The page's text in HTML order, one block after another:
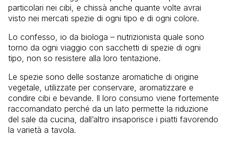
particolari nei cibi, e chissà anche quante volte avrai
visto nei mercati spezie di ogni tipo e di ogni colore.
Lo confesso, io da biologa – nutrizionista quale sono
torno da ogni viaggio con sacchetti di spezie di ogni
tipo, non so resistere alla loro tentazione.
Le spezie sono delle sostanze aromatiche di origine
vegetale, utilizzate per conservare, aromatizzare e
condire cibi e bevande. Il loro consumo viene fortemente
raccomandato perché da un lato permette la riduzione
del sale da cucina, dall’altro insaporisce i piatti favorendo
la varietà a tavola.